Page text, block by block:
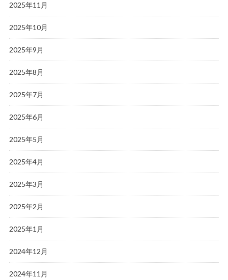
2025年11月
2025年10月
2025年9月
2025年8月
2025年7月
2025年6月
2025年5月
2025年4月
2025年3月
2025年2月
2025年1月
2024年12月
2024年11月